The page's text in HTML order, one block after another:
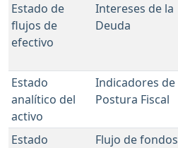
Estado de
flujos de
efectivo
Intereses de la
Deuda
Estado
analítico del
activo
Indicadores de
Postura Fiscal
Estado
Flujo de fondos